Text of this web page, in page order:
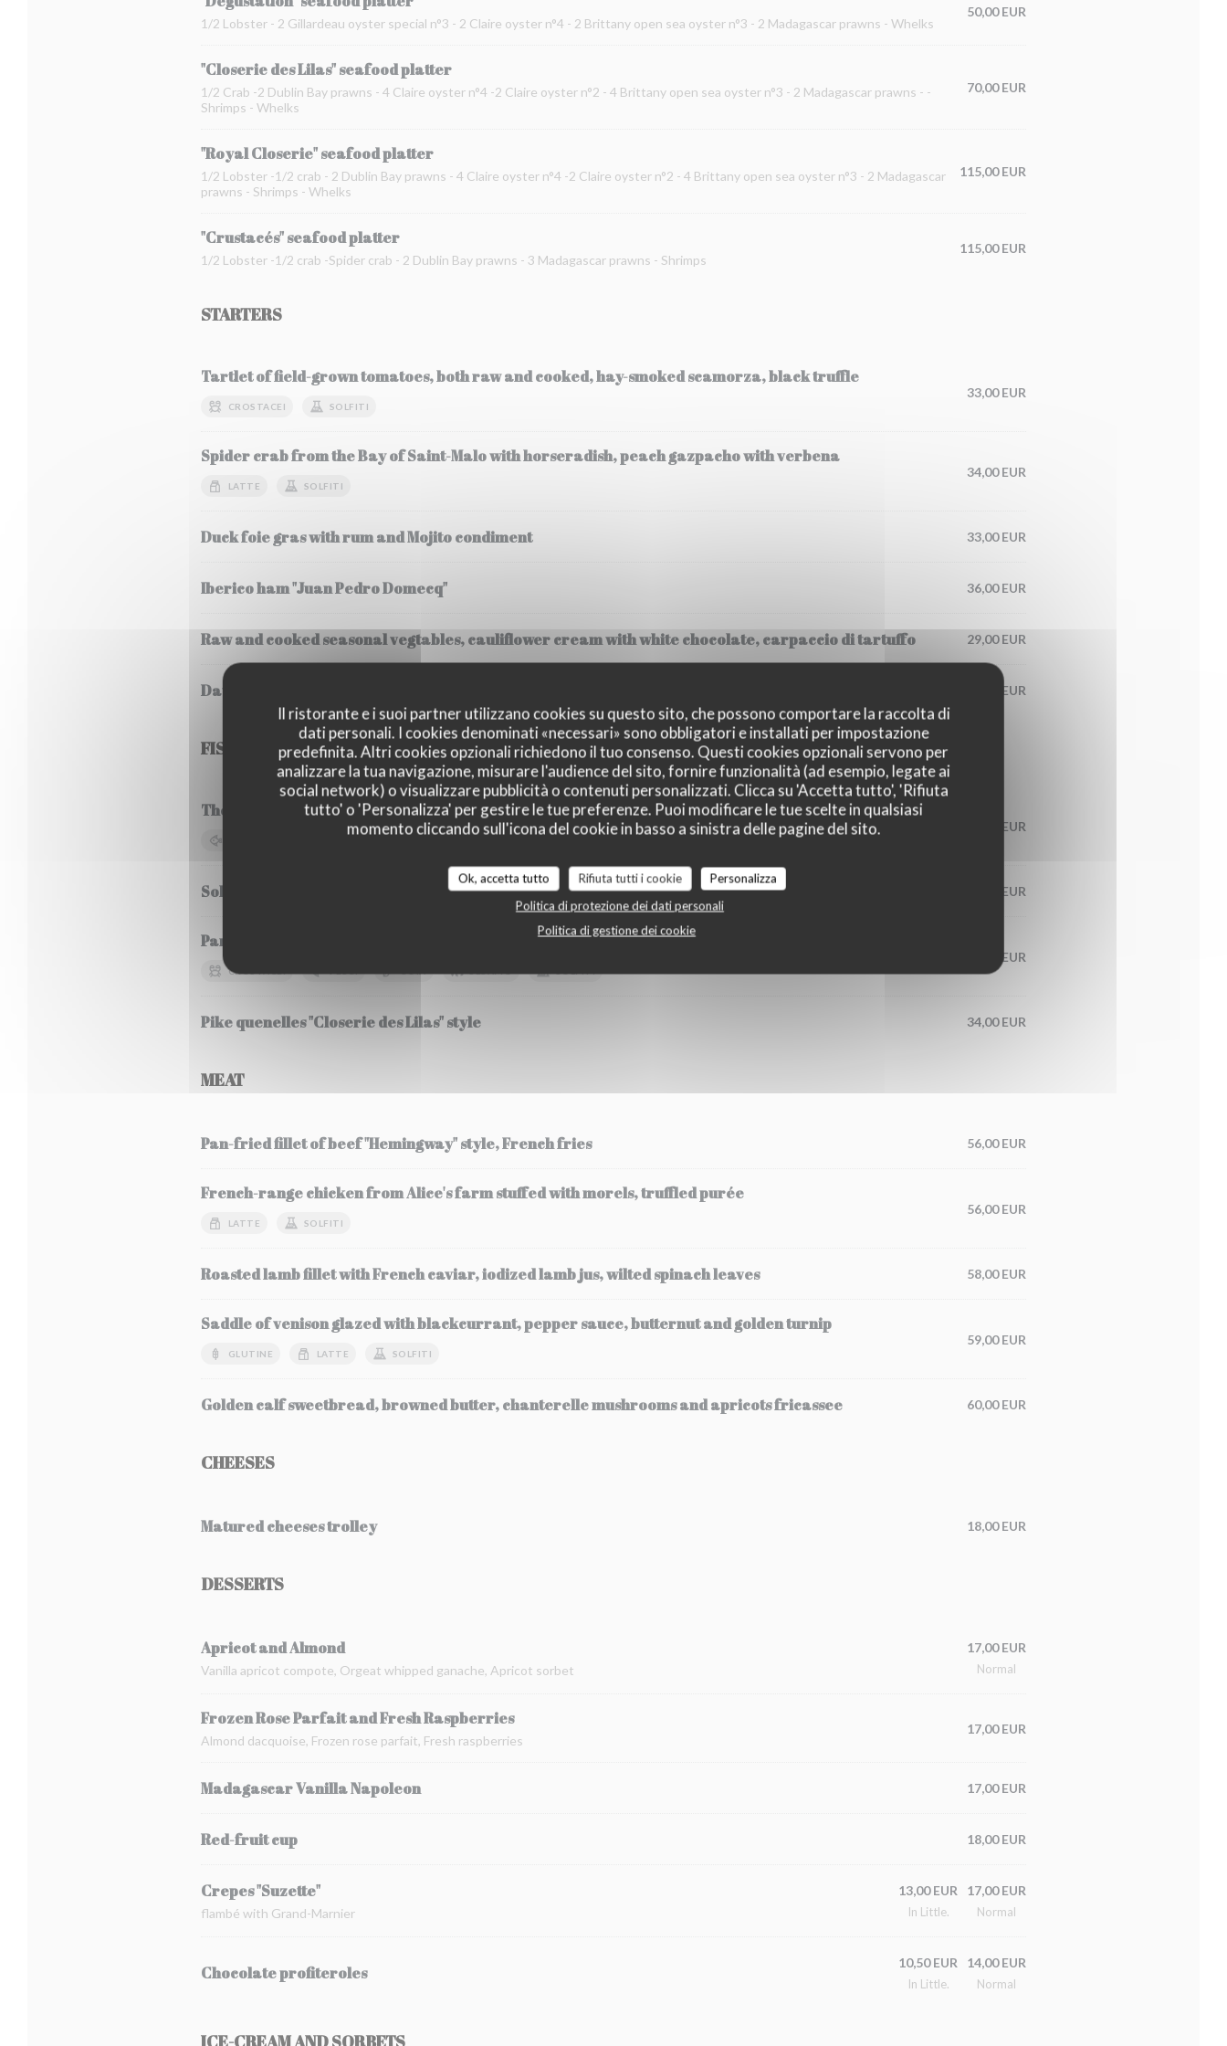
Il ristorante e i suoi partner utilizzano cookies su questo sito, che possono comportare la raccolta di
dati personali. I cookies denominati «necessari» sono obbligatori e installati per impostazione
predefinita. Altri cookies opzionali richiedono il tuo consenso. Questi cookies opzionali servono per
analizzare la tua navigazione, misurare l'audience del sito, fornire funzionalità (ad esempio, legate ai
social network) o visualizzare pubblicità o contenuti personalizzati. Clicca su 'Accetta tutto', 'Rifiuta
tutto' o 'Personalizza' per gestire le tue preferenze. Puoi modificare le tue scelte in qualsiasi
momento cliccando sull'icona del cookie in basso a sinistra delle pagine del sito.
Ok, accetta tutto Rifiuta tutti i cookie
Personalizza
Politica di protezione dei dati personali
Politica di gestione dei cookie
1/2 Lobster - 2 Gillardeau oyster special n°3 - 2 Claire oyster n°4 - 2 Brittany open sea oyster n°3 - 2 Madagascar prawns - Whelks
50,00 EUR
"Closerie des Lilas" seafood platter
1/2 Crab -2 Dublin Bay prawns - 4 Claire oyster n°4 -2 Claire oyster n°2 - 4 Brittany open sea oyster n°3 - 2 Madagascar prawns - -
Shrimps - Whelks
70,00 EUR
"Royal Closerie" seafood platter
1/2 Lobster -1/2 crab - 2 Dublin Bay prawns - 4 Claire oyster n°4 -2 Claire oyster n°2 - 4 Brittany open sea oyster n°3 - 2 Madagascar
prawns - Shrimps - Whelks
115,00 EUR
"Crustacés" seafood platter
1/2 Lobster -1/2 crab -Spider crab - 2 Dublin Bay prawns - 3 Madagascar prawns - Shrimps
115,00 EUR
STARTERS
Tartlet of field-grown tomatoes, both raw and cooked, hay-smoked scamorza, black truffle
CROSTACEI SOLFITI
33,00 EUR
Spider crab from the Bay of Saint-Malo with horseradish, peach gazpacho with verbena
LATTE SOLFITI
34,00 EUR
Duck foie gras with rum and Mojito condiment 33,00 EUR
Iberico ham "Juan Pedro Domecq" 36,00 EUR
Raw and cooked seasonal vegtables, cauliflower cream with white chocolate, carpaccio di tartuffo 29,00 EUR
Daurenki Petrossian caviar (30 gr), steamed potatoes, cream 125,00 EUR
FISH
Thermidor style lobster fricassee, Fregola Sarda risotto, black truffle
60,00 EUR
Sole Meunière, seasonal vegetables 65,00 EUR
Pancha-grilled bluefin tuna, zucchini fricassee and its flower, strawberry and chilli condiment
CROSTACEI
56,00 EUR
Pike quenelles "Closerie des Lilas" style 34,00 EUR
MEAT
Pan-fried fillet of beef "Hemingway" style, French fries 56,00 EUR
French-range chicken from Alice's farm stuffed with morels, truffled purée
LATTE SOLFITI
56,00 EUR
Roasted lamb fillet with French caviar, iodized lamb jus, wilted spinach leaves 58,00 EUR
Saddle of venison glazed with blackcurrant, pepper sauce, butternut and golden turnip
GLUTINE LATTE SOLFITI
59,00 EUR
Golden calf sweetbread, browned butter, chanterelle mushrooms and apricots fricassee 60,00 EUR
CHEESES
Matured cheeses trolley 18,00 EUR
DESSERTS
Apricot and Almond
Vanilla apricot compote, Orgeat whipped ganache, Apricot sorbet
17,00 EUR
Normal
Frozen Rose Parfait and Fresh Raspberries
Almond dacquoise, Frozen rose parfait, Fresh raspberries
17,00 EUR
Madagascar Vanilla Napoleon 17,00 EUR
Red-fruit cup 18,00 EUR
Crepes "Suzette"
flambé with Grand-Marnier
13,00 EUR
In Little.
17,00 EUR
Normal
Chocolate profiteroles
10,50 EUR
In Little.
14,00 EUR
Normal
ICE-CREAM AND SORBETS